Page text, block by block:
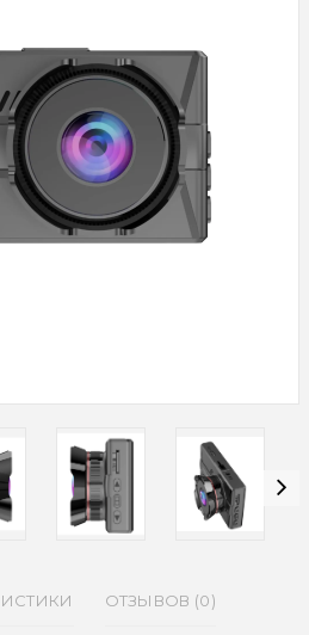
ОТЗЫВОВ (0)